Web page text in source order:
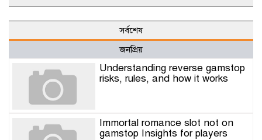
সর্বশেষ
জনপ্রিয়
Understanding reverse gamstop
risks, rules, and how it works
Immortal romance slot not on
gamstop Insights for players